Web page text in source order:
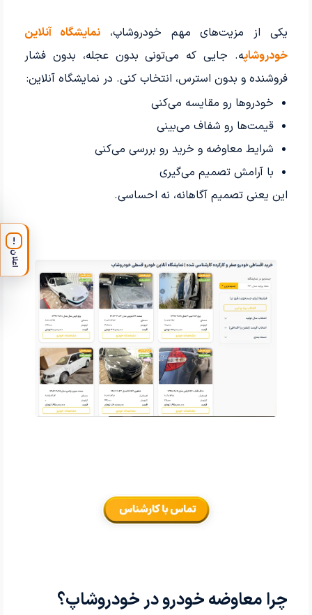
یکی از مزیت‌های مهم خودروشاپ،نمایشگاه آنلاین
خودروشاپه. جایی که می‌تونی بدون عجله، بدون فشار
فروشنده و بدون استرس، انتخاب کنی. در نمایشگاه آنلاین:
خودروها رو مقایسه می‌کنی
قیمت‌ها رو شفاف می‌بینی
شرایط معاوضه و خرید رو بررسی می‌کنی
با آرامش تصمیم می‌گیری
این یعنی تصمیم آگاهانه، نه احساسی.
چرا معاوضه خودرو در خودروشاپ؟
!
اعلان